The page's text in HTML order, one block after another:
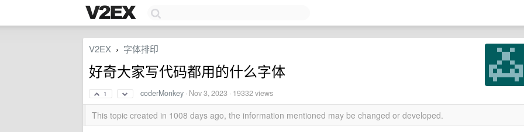
V2EX › 字体排印
好奇大家写代码都用的什么字体
1 coderMonkey · Nov 3, 2023 · 19332 views
This topic created in 1008 days ago, the information mentioned may be changed or developed.